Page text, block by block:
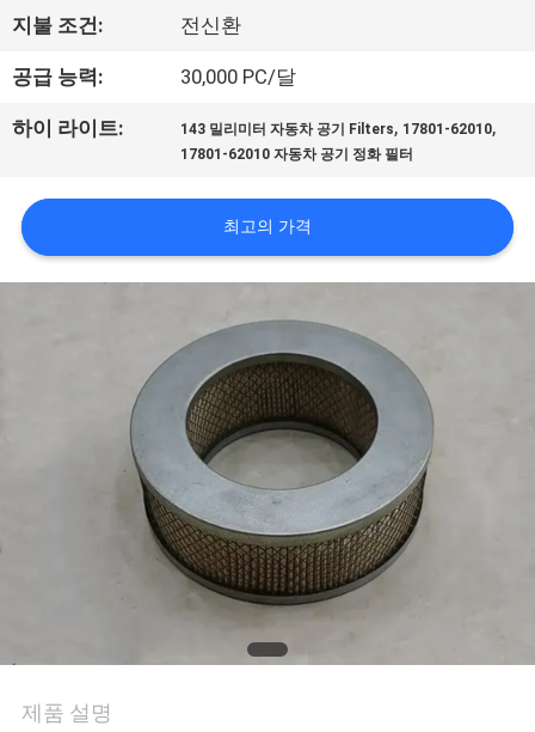
품
질
리
문
회
요
청
지불 조건: 전신환
공급 능력: 30,000 PC/달
하이 라이트: 143 밀리미터 자동차 공기 Filters, 17801-62010,
17801-62010 자동차 공기 정화 필터
최고의 가격
제품 설명